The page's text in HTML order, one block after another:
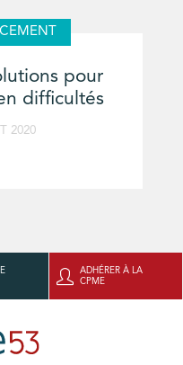
pour
difficultés
2020
ADHÉRER À LA
CPME